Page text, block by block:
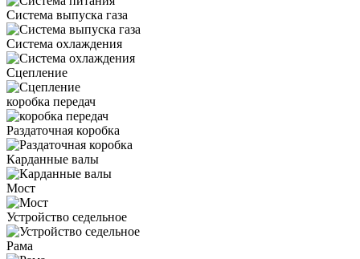
Система выпуска газа
Система охлаждения
Сцепление
коробка передач
Раздаточная коробка
Карданные валы
Мост
Устройство седельное
Рама